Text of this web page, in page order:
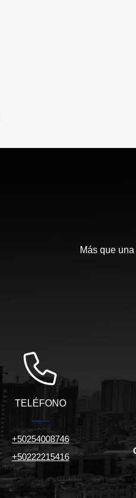
Más que
TELÉFONO
+50254008746
+50222215416